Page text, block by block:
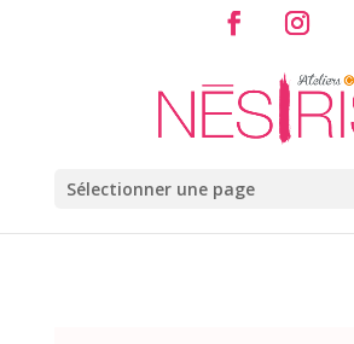
Sélectionner une page